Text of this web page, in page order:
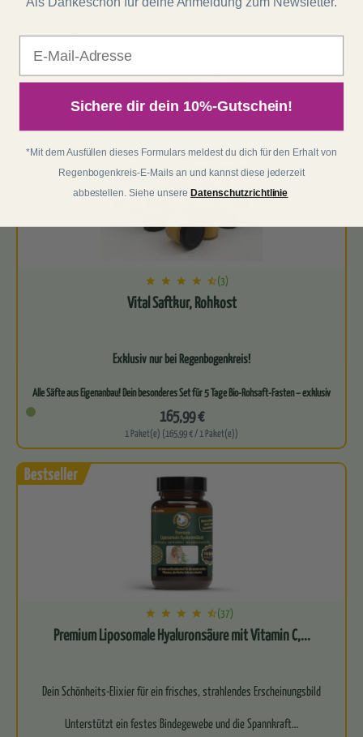
statt66,99 € Jetzt nur 64,99 €
0.5 Kilogramm (129,98 € / 1 Kilogramm)
(3)
Vital Saftkur, Rohkost
Exklusiv nur bei Regenbogenkreis!
Alle Säfte aus Eigenanbau! Dein besonderes Set für 5 Tage Bio-Rohsaft-Fasten – exklusiv
bei…
165,99 €
1 Paket(e) (165,99 € / 1 Paket(e))
(37)
Premium Liposomale Hyaluronsäure mit Vitamin C,...
Dein Schönheits-Elixier für ein frisches, strahlendes Erscheinungsbild
Unterstützt ein festes Bindegewebe und die Spannkraft…
Sichere dir dein 10%-Gutschein!
*Mit dem Ausfüllen dieses Formulars meldest du dich für den Erhalt von
Regenbogenkreis-E-Mails an und kannst diese jederzeit
abbestellen. Siehe unsere Datenschutzrichtlinie